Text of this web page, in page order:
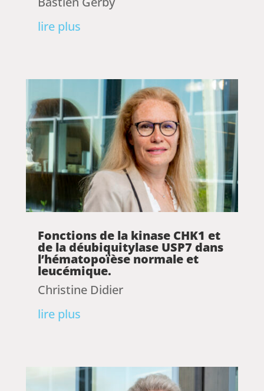
lire plus
Fonctions de la kinase CHK1 et
de la déubiquitylase USP7 dans
l’hématopoïèse normale et
leucémique.
Christine Didier
lire plus